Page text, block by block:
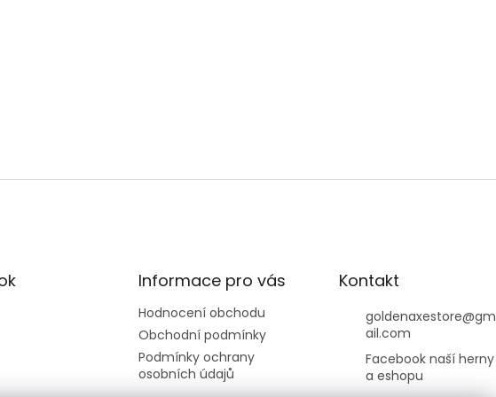
Informace pro vás
Hodnocení obchodu
Obchodní podmínky
Podmínky ochrany
osobních údajů
Kontakt
goldenaxestore@gm
ail.com
Facebook naší herny
a eshopu